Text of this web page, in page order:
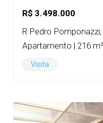
R$ 3.498.000
Apartamento | 216
Visita